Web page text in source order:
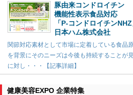
豚由来コンドロイチン
機能性表示食品対応
「P-コンドロイチンNHZ
日本ハム株式会社
関節対応素材として市場に定着している食品
を背景にそのニーズは今後も持続することが
に対し・・・【記事詳細】
健康美容EXPO 企業特集